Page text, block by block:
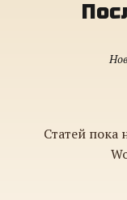
Статей пока